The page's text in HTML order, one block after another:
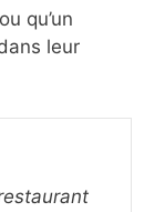
qu’un
leur